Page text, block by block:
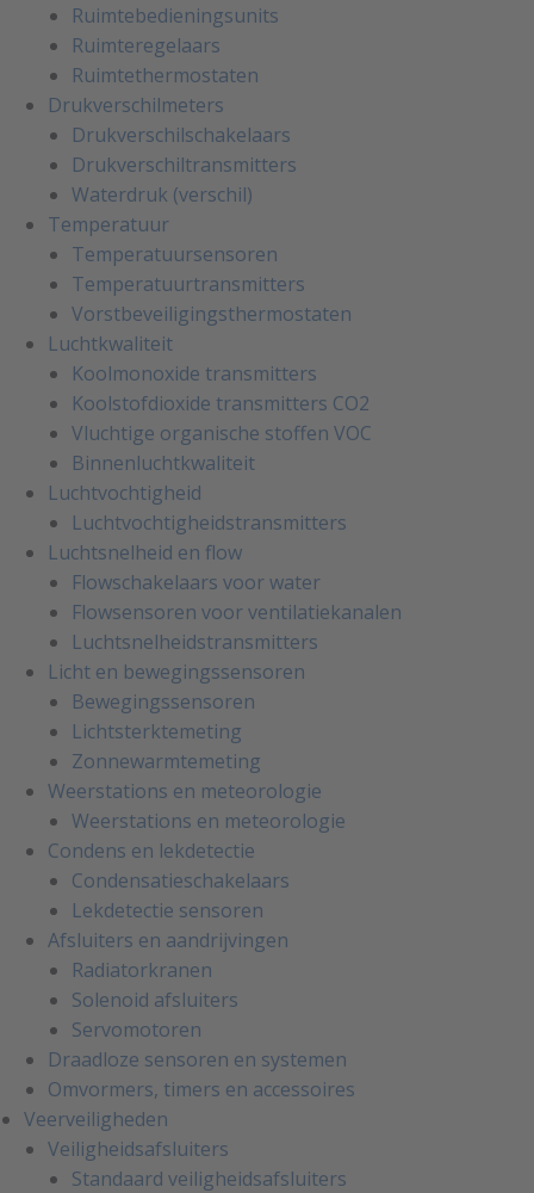
Ruimtebedieningsunits
Ruimteregelaars
Ruimtethermostaten
Drukverschilmeters
Drukverschilschakelaars
Drukverschiltransmitters
Waterdruk (verschil)
Temperatuur
Temperatuursensoren
Temperatuurtransmitters
Vorstbeveiligingsthermostaten
Luchtkwaliteit
Koolmonoxide transmitters
Koolstofdioxide transmitters CO2
Vluchtige organische stoffen VOC
Binnenluchtkwaliteit
Luchtvochtigheid
Luchtvochtigheidstransmitters
Luchtsnelheid en flow
Flowschakelaars voor water
Flowsensoren voor ventilatiekanalen
Luchtsnelheidstransmitters
Licht en bewegingssensoren
Bewegingssensoren
Lichtsterktemeting
Zonnewarmtemeting
Weerstations en meteorologie
Weerstations en meteorologie
Condens en lekdetectie
Condensatieschakelaars
Lekdetectie sensoren
Afsluiters en aandrijvingen
Radiatorkranen
Solenoid afsluiters
Servomotoren
Draadloze sensoren en systemen
Omvormers, timers en accessoires
Veerveiligheden
Veiligheidsafsluiters
Standaard veiligheidsafsluiters